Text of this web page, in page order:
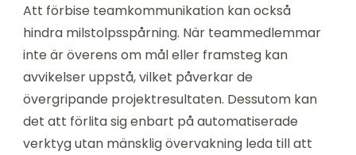
Att förbise teamkommunikation kan också
hindra milstolpsspårning. När teammedlemmar
inte är överens om mål eller framsteg kan
avvikelser uppstå, vilket påverkar de
övergripande projektresultaten. Dessutom kan
det att förlita sig enbart på automatiserade
verktyg utan mänsklig övervakning leda till att